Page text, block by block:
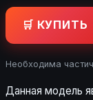
🛒 КУПИТЬ
Необходима
Данная модель